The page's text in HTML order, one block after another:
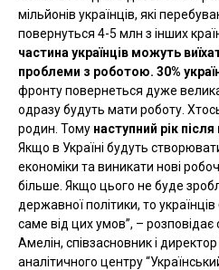
мільйонів українців, які
повернуться 4-5 млн з інших
частина українців можуть
проблеми з роботою. 30%
фронту повернеться дуже велика
одразу будуть мати роботу.
родин. Тому наступний рік
Якщо в Україні будуть
економіки та виникати нові
більше. Якщо цього не буде
державної політики, то
саме від цих умов”, – розповідає
Амелін, співзасновник і
аналітичного центру